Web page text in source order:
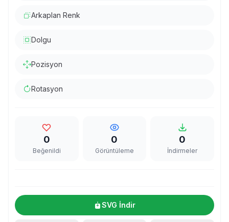
Arkaplan Renk
Dolgu
Pozisyon
Rotasyon
0
Beğenildi
0
Görüntüleme
0
İndirmeler
SVG İndir